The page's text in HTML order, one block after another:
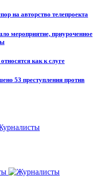
на авторство телепроекта
мероприятие, приуроченное
как к слуге
53 преступления против